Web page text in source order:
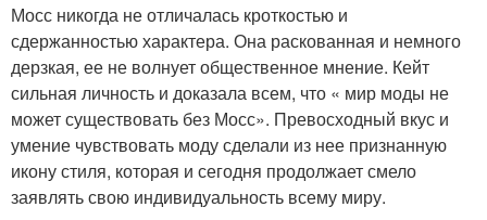
Мосс никогда не отличалась кроткостью и
сдержанностью характера. Она раскованная и немного
дерзкая, ее не волнует общественное мнение. Кейт
сильная личность и доказала всем, что « мир моды не
может существовать без Мосс». Превосходный вкус и
умение чувствовать моду сделали из нее признанную
икону стиля, которая и сегодня продолжает смело
заявлять свою индивидуальность всему миру.